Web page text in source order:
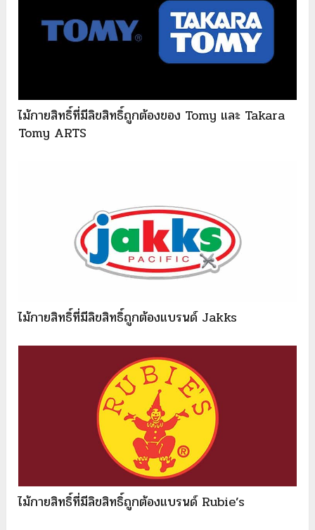
ไม้กายสิทธิ์ที่มีลิขสิทธิ์ถูกต้องของ Tomy และ Takara
Tomy ARTS
ไม้กายสิทธิ์ที่มีลิขสิทธิ์ถูกต้องแบรนด์ Jakks
ไม้กายสิทธิ์ที่มีลิขสิทธิ์ถูกต้องแบรนด์ Rubie’s